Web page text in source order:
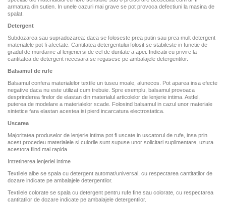
armatura din sutien. In unele cazuri mai grave se pot provoca defectiuni la masina de
spalat.
Detergent
Subdozarea sau supradozarea: daca se foloseste prea putin sau prea mult detergent
materialele pot fi afectate. Cantitatea detergentului folosit se stabileste in functie de
gradul de murdarire al lenjeriei si de cel de duritate a apei. Indicatii cu privire la
cantitatea de detergent necesara se regasesc pe ambalajele detergentilor.
Balsamul de rufe
Balsamul confera materialelor textile un tuseu moale, alunecos. Pot aparea insa efecte
negative daca nu este utilizat cum trebuie. Spre exemplu, balsamul provoaca
desprinderea firelor de elastan din materialul articolelor de lenjerie intima. Astfel,
puterea de modelare a materialelor scade. Folosind balsamul in cazul unor materiale
sintetice fara elastan acestea isi pierd incarcatura electrostatica.
Uscarea
Majoritatea produselor de lenjerie intima pot fi uscate in uscatorul de rufe, insa prin
acest procedeu materialele si culorile sunt supuse unor solicitari suplimentare, uzura
acestora fiind mai rapida.
Intretinerea lenjeriei intime
Textilele albe se spala cu detergent automat/universal, cu respectarea cantitatilor de
dozare indicate pe ambalajele detergentilor.
Textilele colorate se spala cu detergent pentru rufe fine sau colorate, cu respectarea
cantitatilor de dozare indicate pe ambalajele detergentilor.